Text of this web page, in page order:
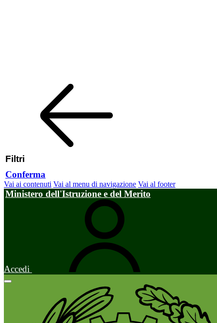
Filtri
Conferma
Vai ai contenuti Vai al menu di navigazione Vai al footer
Ministero dell'Istruzione e del Merito
Accedi